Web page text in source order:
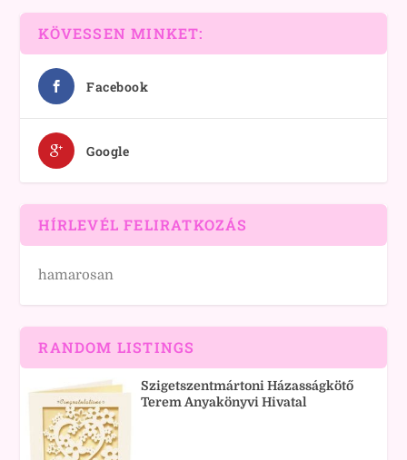
KÖVESSEN MINKET:
Facebook
Google
HÍRLEVÉL FELIRATKOZÁS
hamarosan
RANDOM LISTINGS
Szigetszentmártoni Házasságkötő
Terem Anyakönyvi Hivatal